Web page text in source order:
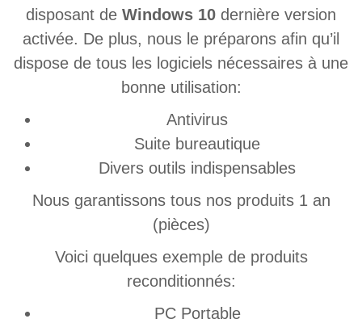
disposant de Windows 10 dernière version
activée. De plus, nous le préparons afin qu’il
dispose de tous les logiciels nécessaires à une
bonne utilisation:
Antivirus
Suite bureautique
Divers outils indispensables
Nous garantissons tous nos produits 1 an
(pièces)
Voici quelques exemple de produits
reconditionnés:
PC Portable